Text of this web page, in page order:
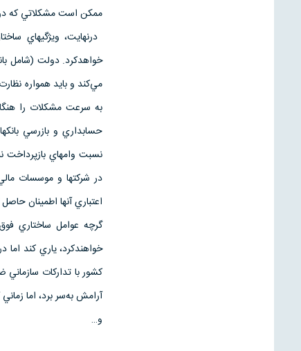
ممكن‌ است‌ مشكلاتي‌ كه‌ در
‌درنهايت، ويژگيهاي‌
خواهدكرد. دولت‌ (شامل‌
مي‌كند و بايد همواره‌
به‌ سرعت‌ مشكلات‌ را
حسابداري‌ و بازرسي‌
نسبت‌ وامهاي‌ بازپرداخت‌
در شركتها و موسسات‌
اعتباري‌ آنها اطمينان‌
‌گرچه‌ عوامل‌ ساختاري‌
خواهندكرد، ياري‌ كند اما
كشور با تداركات‌
آرامش‌ به‌سر برد، اما
و…